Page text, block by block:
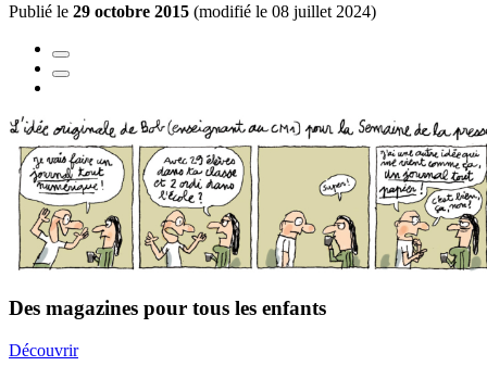
Publié le 29 octobre 2015 (modifié le 08 juillet 2024)
Des magazines pour tous les enfants
Découvrir